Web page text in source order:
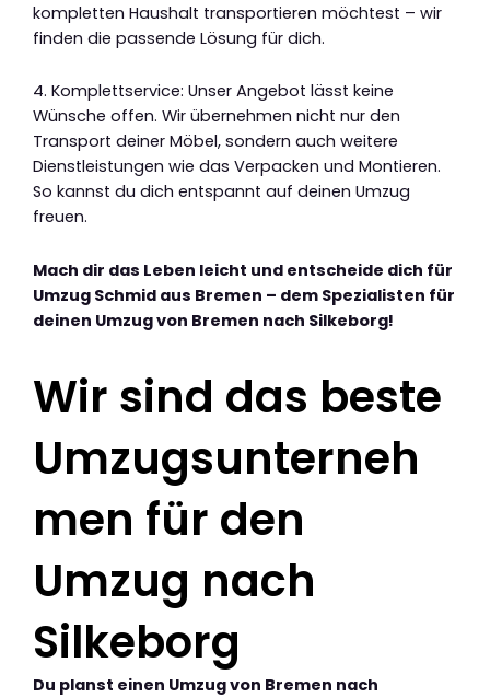
kompletten Haushalt transportieren möchtest – wir
finden die passende Lösung für dich.
4. Komplettservice: Unser Angebot lässt keine
Wünsche offen. Wir übernehmen nicht nur den
Transport deiner Möbel, sondern auch weitere
Dienstleistungen wie das Verpacken und Montieren.
So kannst du dich entspannt auf deinen Umzug
freuen.
Mach dir das Leben leicht und entscheide dich für
Umzug Schmid aus Bremen – dem Spezialisten für
deinen Umzug von Bremen nach Silkeborg!
Wir sind das beste
Umzugsunterneh
men für den
Umzug nach
Silkeborg
Du planst einen Umzug von Bremen nach